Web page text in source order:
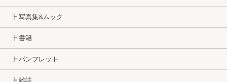
┣ 写真集&ムック
┣ 書籍
┣ パンフレット
┣ 雑誌